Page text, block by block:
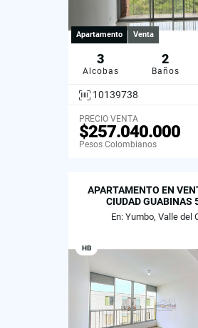
Apartamento Venta
3
Alcobas
2
Baños
10139738
PRECIO VENTA
$257.040.000
Pesos Colombianos
APARTAMENTO EN
CIUDAD GUABINAS
En: Yumbo, Valle del
HB